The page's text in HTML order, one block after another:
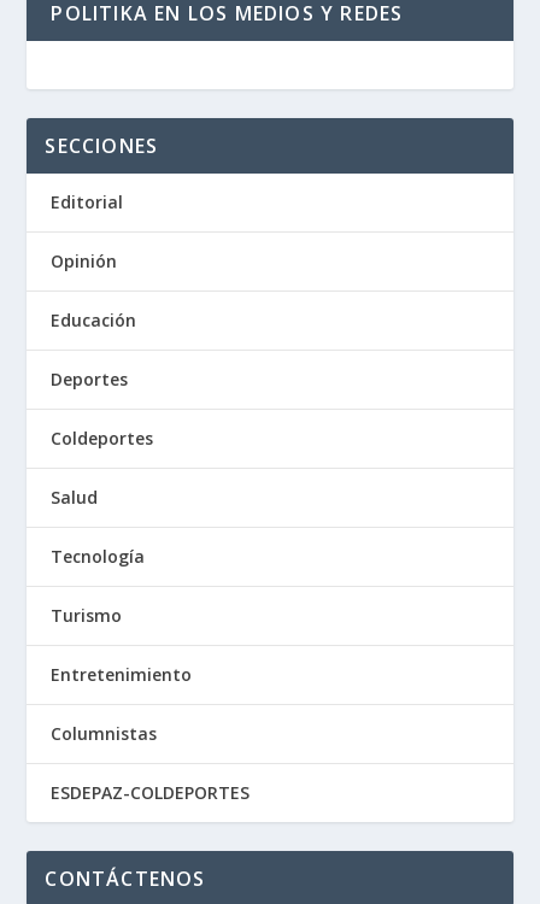
POLITIKA EN LOS MEDIOS Y REDES
SECCIONES
Editorial
Opinión
Educación
Deportes
Coldeportes
Salud
Tecnología
Turismo
Entretenimiento
Columnistas
ESDEPAZ-COLDEPORTES
CONTÁCTENOS